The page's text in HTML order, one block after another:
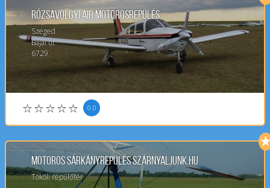
Rózsavölgyi Air Motorosrepülés
Szeged
Bajai út
6729
0.0
Motoros Sárkányrepülés Szárnyaljunk.hu
Tököli repülőtér